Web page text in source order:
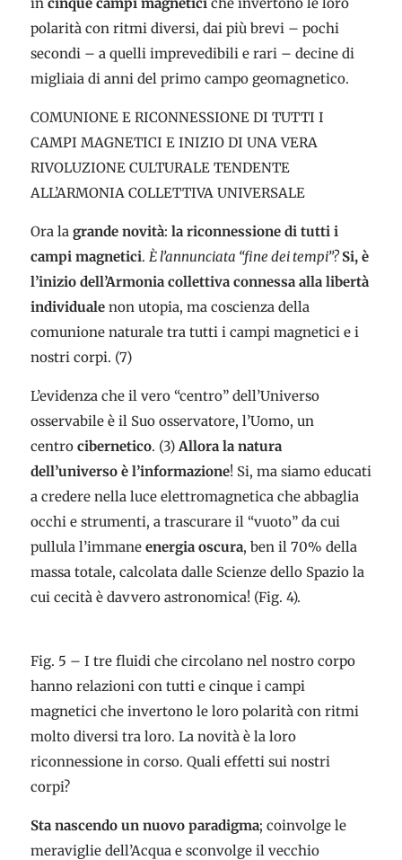
polarità con ritmi diversi, dai più brevi – pochi
secondi – a quelli imprevedibili e rari – decine di
migliaia di anni del primo campo geomagnetico.
COMUNIONE E RICONNESSIONE DI TUTTI I
CAMPI MAGNETICI E INIZIO DI UNA VERA
RIVOLUZIONE CULTURALE TENDENTE
ALL’ARMONIA COLLETTIVA UNIVERSALE
Ora la grande novità: la riconnessione di tutti i
campi magnetici. È l’annunciata “fine dei tempi”?Si, è
l’inizio dell’Armonia collettiva connessa alla libertà
individuale non utopia, ma coscienza della
comunione naturale tra tutti i campi magnetici e i
nostri corpi. (7)
L’evidenza che il vero “centro” dell’Universo
osservabile è il Suo osservatore, l’Uomo, un
centro cibernetico. (3)Allora la natura
dell’universo è l’informazione! Si, ma siamo educati
a credere nella luce elettromagnetica che abbaglia
occhi e strumenti, a trascurare il “vuoto” da cui
pullula l’immane energia oscura, ben il 70% della
massa totale, calcolata dalle Scienze dello Spazio la
cui cecità è davvero astronomica! (Fig. 4).
Fig. 5 – I tre fluidi che circolano nel nostro corpo
hanno relazioni con tutti e cinque i campi
magnetici che invertono le loro polarità con ritmi
molto diversi tra loro. La novità è la loro
riconnessione in corso. Quali effetti sui nostri
corpi?
Sta nascendo un nuovo paradigma; coinvolge le
meraviglie dell’Acqua e sconvolge il vecchio